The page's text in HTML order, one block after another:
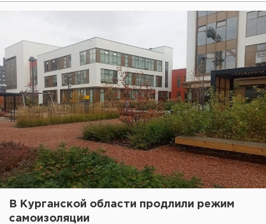
В Курганской области продлили режим
самоизоляции